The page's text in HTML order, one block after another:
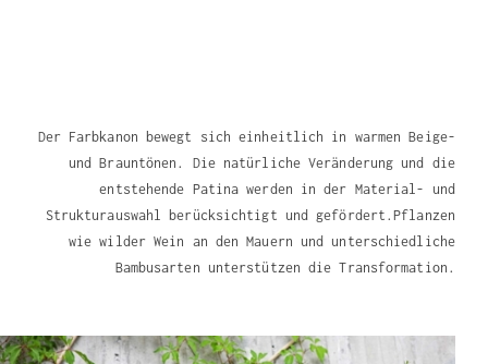
Der Farbkanon bewegt sich einheitlich in warmen Beige-
und Brauntönen. Die natürliche Veränderung und die
entstehende Patina werden in der Material- und
Strukturauswahl berücksichtigt und gefördert.Pflanzen
wie wilder Wein an den Mauern und unterschiedliche
Bambusarten unterstützen die Transformation.